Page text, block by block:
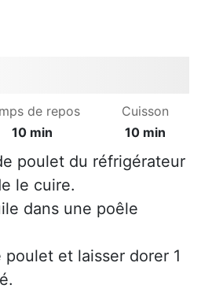
de repos
10 min
Cuisson
10 min
poulet du réfrigérateur
le cuire.
dans une poêle
et laisser dorer 1